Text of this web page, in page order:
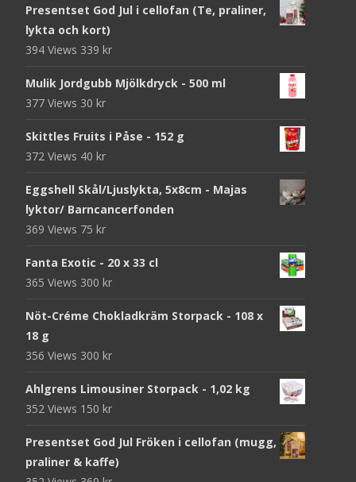
Presentset God Jul i cellofan (Te, praliner,
lykta och kort)
394 Views 339 kr
Mulik Jordgubb Mjölkdryck - 500 ml
377 Views 30 kr
Skittles Fruits i Påse - 152 g
372 Views 40 kr
Eggshell Skål/Ljuslykta, 5x8cm - Majas
lyktor/ Barncancerfonden
369 Views 75 kr
Fanta Exotic - 20 x 33 cl
365 Views 300 kr
Nöt-Créme Chokladkräm Storpack - 108 x
18 g
356 Views 300 kr
Ahlgrens Limousiner Storpack - 1,02 kg
352 Views 150 kr
Presentset God Jul Fröken i cellofan (mugg,
praliner & kaffe)